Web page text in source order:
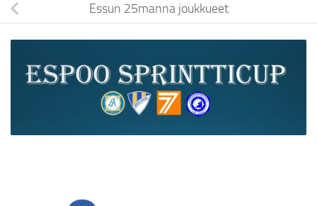
Essun 25manna joukkueet